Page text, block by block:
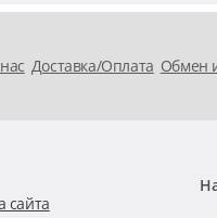
Доставка/Оплата Обмен
сайта